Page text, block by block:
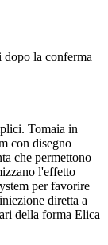
dopo la conferma
Tomaia in
con disegno
che permettono
l'effetto
per favorire
diretta a
della forma Elica